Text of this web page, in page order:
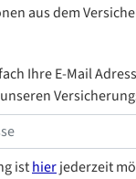
aus dem
Ihre E-Mail
unseren
isthierjederzeit